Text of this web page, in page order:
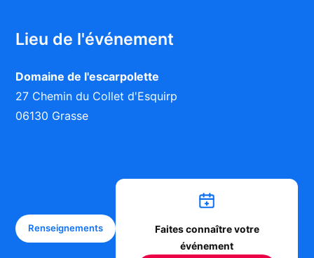
Lieu de l'événement
Domaine de l'escarpolette
27 Chemin du Collet d'Esquirp
06130 Grasse
Renseignements
Faites connaître votre
événement